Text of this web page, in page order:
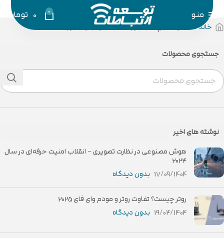
منو 0
0 تومان
خانه محصولات برچسب خورده “ست موس و کیبورد”
جستجوی محصولات
نوشته های اخیر
هوش مصنوعی در نظارت تصویری – انقلاب امنیت حرفه‌ای در سال
۲۰۲۴
17/09/1404 بدون دیدگاه
روتر چیست؟ تفاوت روتر و مودم وای فای 2025
19/04/1404 بدون دیدگاه